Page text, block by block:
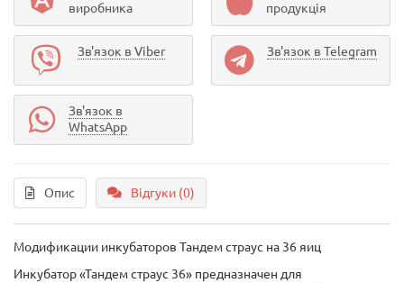
виробника
продукція
Зв'язок в Viber Зв'язок в Telegram
Зв'язок в
WhatsApp
Опис Відгуки (0)
Модификации инкубаторов Тандем страус на 36 яиц
Инкубатор «Тандем страус 36» предназначен для